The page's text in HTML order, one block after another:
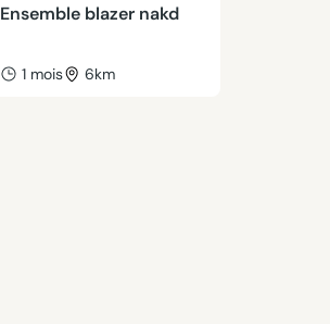
Ensemble blazer nakd
1 mois 6km